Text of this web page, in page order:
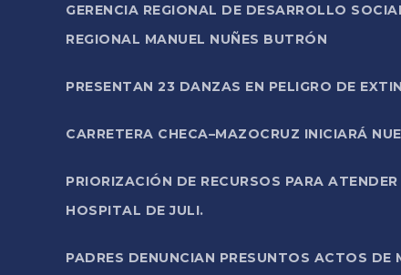
GERENCIA REGIONAL DE DESARROLLO
REGIONAL MANUEL NUÑES BUTRÓN
PRESENTAN 23 DANZAS EN PELIGRO DE
CARRETERA CHECA–MAZOCRUZ INICIARÁ
PRIORIZACIÓN DE RECURSOS PARA
HOSPITAL DE JULI.
PADRES DENUNCIAN PRESUNTOS ACTOS